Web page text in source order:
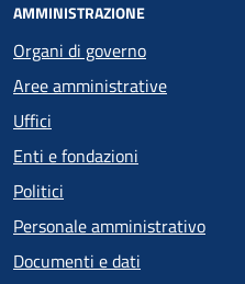
AMMINISTRAZIONE
Organi di governo
Aree amministrative
Uffici
Enti e fondazioni
Politici
Personale amministrativo
Documenti e dati